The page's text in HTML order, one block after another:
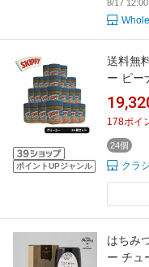
8/17
ポイントUPジャンル
送料無
ー ピー
ット
178ポイ
24個
クラ
はちみ
ー チュ